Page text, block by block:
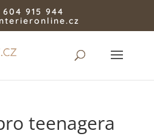
915 944
teenagera